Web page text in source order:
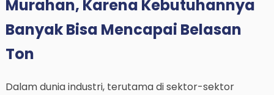
Murahan, Karena Kebutuhannya
Banyak Bisa Mencapai Belasan
Ton
Dalam dunia industri, terutama di sektor-sektor